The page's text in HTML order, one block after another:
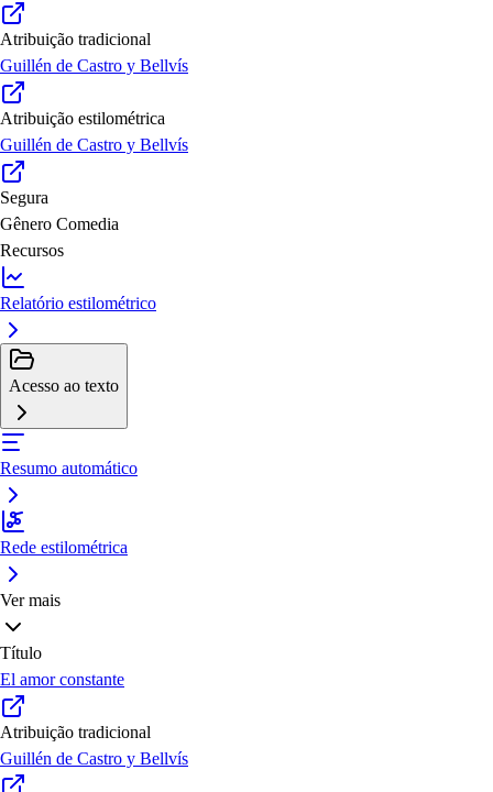
Atribuição tradicional
Guillén de Castro y Bellvís
Atribuição estilométrica
Guillén de Castro y Bellvís
Segura
Gênero Comedia
Recursos
Relatório estilométrico
Acesso ao texto
Resumo automático
Rede estilométrica
Ver mais
Título
El amor constante
Atribuição tradicional
Guillén de Castro y Bellvís